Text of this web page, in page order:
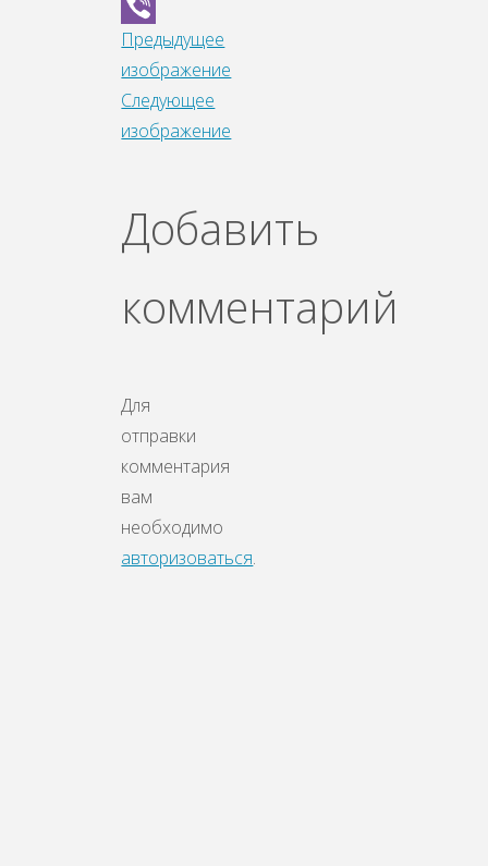
WhatsApp
Viber
Предыдущее
изображение
Следующее
изображение
Добавить
комментарий
Для
отправки
комментария
вам
необходимо
авторизоваться.